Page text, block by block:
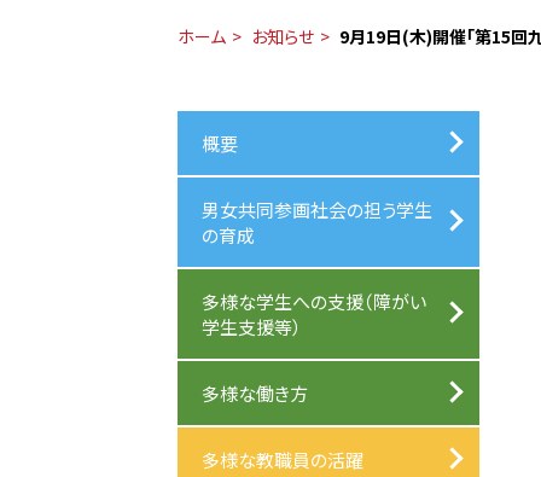
ホーム お知らせ 9月19日(木)開催「第15回
概要
男女共同参画社会の担う学生
の育成
多様な学生への支援（障がい
学生支援等）
多様な働き方
多様な教職員の活躍